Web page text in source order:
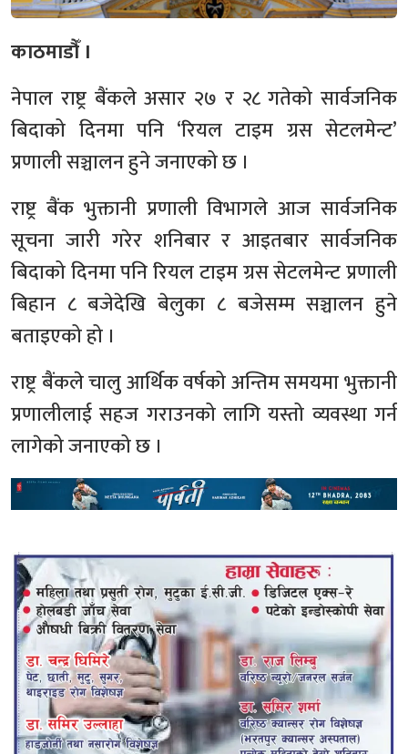
काठमाडौँ ।
नेपाल राष्ट्र बैंकले असार २७ र २८ गतेको सार्वजनिक
बिदाको दिनमा पनि ‘रियल टाइम ग्रस सेटलमेन्ट’
प्रणाली सञ्चालन हुने जनाएको छ ।
राष्ट्र बैंक भुक्तानी प्रणाली विभागले आज सार्वजनिक
सूचना जारी गरेर शनिबार र आइतबार सार्वजनिक
बिदाको दिनमा पनि रियल टाइम ग्रस सेटलमेन्ट प्रणाली
बिहान ८ बजेदेखि बेलुका ८ बजेसम्म सञ्चालन हुने
बताइएको हो ।
राष्ट्र बैंकले चालु आर्थिक वर्षको अन्तिम समयमा भुक्तानी
प्रणालीलाई सहज गराउनको लागि यस्तो व्यवस्था गर्न
लागेको जनाएको छ ।